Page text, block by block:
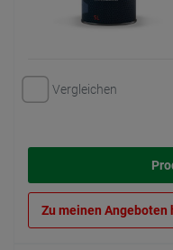
Vergleichen
Zu meinen Angeboten